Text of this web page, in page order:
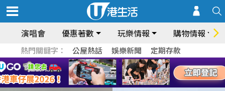
演唱會 優惠著數 玩樂情報 購物情報
熱門關鍵字： 公屋熱話 娛樂新聞 定期存款